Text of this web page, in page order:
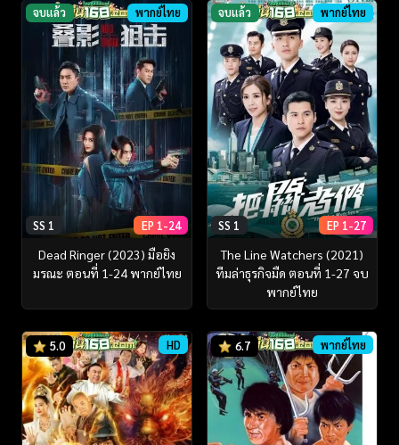
จบแล้ว พากย์ไทย
SS 1 EP 1-24
Dead Ringer (2023) มือยิง
มรณะ ตอนที่ 1-24 พากย์ไทย
จบแล้ว พากย์ไทย
SS 1 EP 1-27
The Line Watchers (2021)
ทีมล่าธุรกิจมืด ตอนที่ 1-27 จบ
พากย์ไทย
5.0 HD 6.7 พากย์ไทย